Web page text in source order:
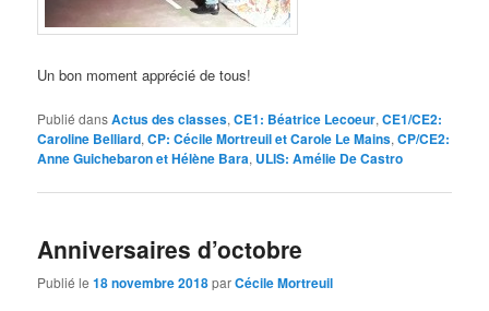
Un bon moment apprécié de tous!
Publié dansActus des classes,CE1: Béatrice Lecoeur,CE1/CE2:
Caroline Belliard,CP: Cécile Mortreuil et Carole Le Mains,CP/CE2:
Anne Guichebaron et Hélène Bara, ULIS: Amélie De Castro
Anniversaires d’octobre
Publié le18 novembre 2018parCécile Mortreuil